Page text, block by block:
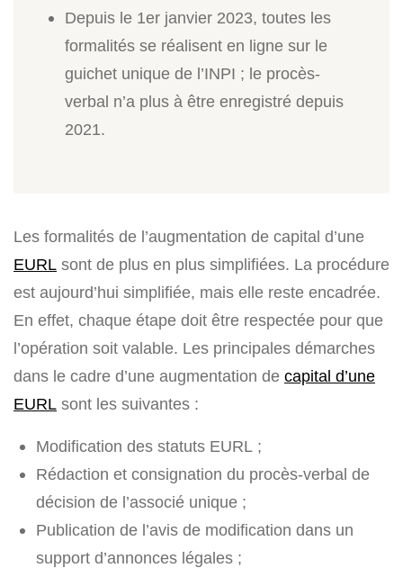
Depuis le 1er janvier 2023, toutes les
formalités se réalisent en ligne sur le
guichet unique de l’INPI ; le procès-
verbal n’a plus à être enregistré depuis
2021.
Les formalités de l’augmentation de capital d’une
EURL sont de plus en plus simplifiées. La procédure
est aujourd’hui simplifiée, mais elle reste encadrée.
En effet, chaque étape doit être respectée pour que
l’opération soit valable. Les principales démarches
dans le cadre d’une augmentation de capital d’une
EURL sont les suivantes :
Modification des statuts EURL ;
Rédaction et consignation du procès-verbal de
décision de l’associé unique ;
Publication de l’avis de modification dans un
support d’annonces légales ;